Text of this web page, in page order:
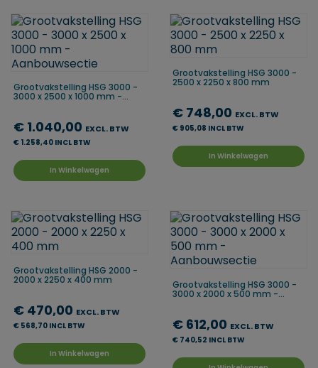
Grootvakstelling HSG 3000 -
3000 x 2500 x 1000 mm -...
€ 1.040,00 EXCL. BTW
€ 1.258,40 INCL BTW
In Winkelwagen
Grootvakstelling HSG 3000 -
2500 x 2250 x 800 mm
€ 748,00 EXCL. BTW
€ 905,08 INCL BTW
In Winkelwagen
Grootvakstelling HSG 2000 -
2000 x 2250 x 400 mm
€ 470,00 EXCL. BTW
€ 568,70 INCL BTW
In Winkelwagen
Grootvakstelling HSG 3000 -
3000 x 2000 x 500 mm -...
€ 612,00 EXCL. BTW
€ 740,52 INCL BTW